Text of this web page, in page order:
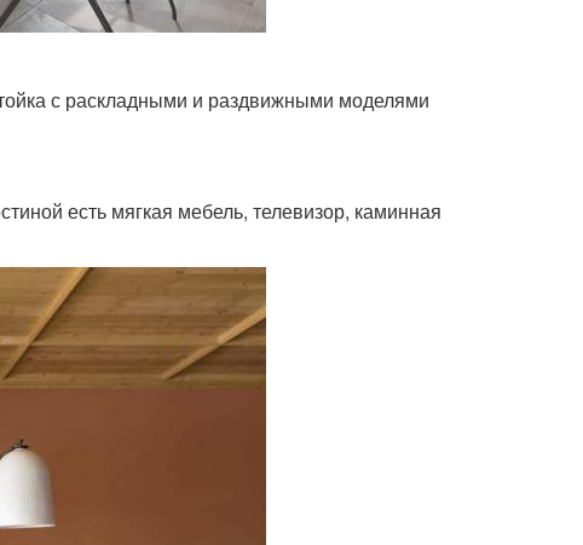
с раскладными и раздвижными моделями
есть мягкая мебель, телевизор, каминная